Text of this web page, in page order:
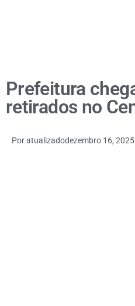
Prefeitura
retirados no
Poratualizadodezembro 16, 2025